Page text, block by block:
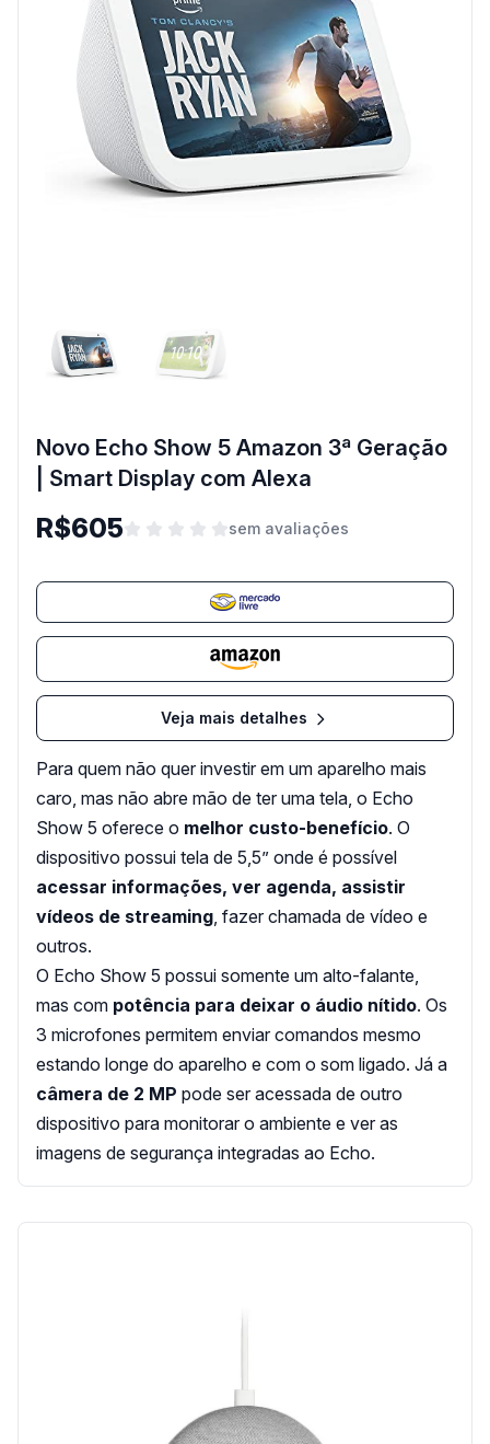
Novo Echo Show 5 Amazon 3ª Geração
| Smart Display com Alexa
R$605 sem avaliações
Veja mais detalhes
Para quem não quer investir em um aparelho mais
caro, mas não abre mão de ter uma tela, o Echo
Show 5 oferece o melhor custo-benefício. O
dispositivo possui tela de 5,5” onde é possível
acessar informações, ver agenda, assistir
vídeos de streaming, fazer chamada de vídeo e
outros.
O Echo Show 5 possui somente um alto-falante,
mas com potência para deixar o áudio nítido. Os
3 microfones permitem enviar comandos mesmo
estando longe do aparelho e com o som ligado. Já a
câmera de 2 MP pode ser acessada de outro
dispositivo para monitorar o ambiente e ver as
imagens de segurança integradas ao Echo.